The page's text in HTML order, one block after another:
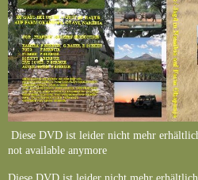
Diese DVD ist leider nicht mehr
not available anymore